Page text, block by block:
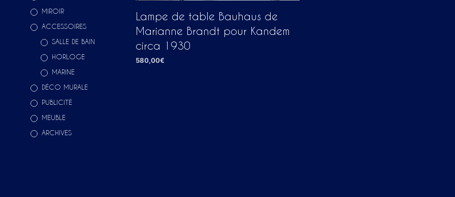
MIROIR
ACCESSOIRES
SALLE DE BAIN
HORLOGE
MARINE
DÉCO MURALE
PUBLICITÉ
MEUBLE
ARCHIVES
Lampe de table Bauhaus de
Marianne Brandt pour Kandem
circa 1930
580,00€